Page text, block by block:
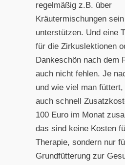
regelmäßig z.B. über
Kräutermischungen
unterstützen. Und eine
für die Zirkuslektionen
Dankeschön nach dem
auch nicht fehlen. Je
und wie viel man
auch schnell
100 Euro im Monat
das sind keine Kosten
Therapie, sondern nur
Grundfütterung zur